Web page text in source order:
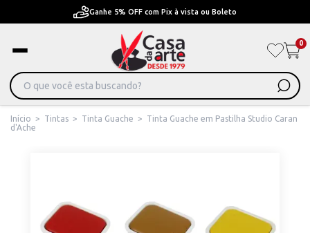
Pague em Até 6x sem juros ou ate 12x com juros
0
Início > Tintas > Tinta Guache >
Tinta Guache em Pastilha Studio Caran
d'Ache